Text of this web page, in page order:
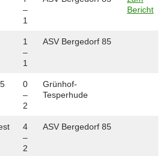
–
1
Bericht
1
–
1
ASV Bergedorf 85
0
–
2
Grünhof-
Tesperhude
4
–
2
ASV Bergedorf 85